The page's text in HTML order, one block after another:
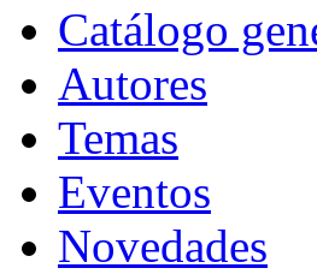
Catálogo
Autores
Temas
Eventos
Novedades